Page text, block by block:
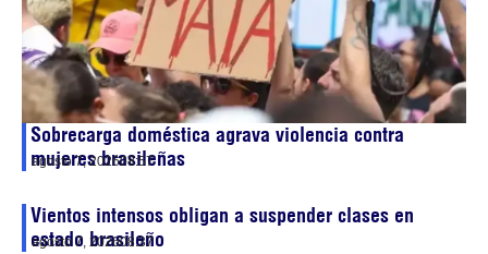
Sobrecarga doméstica agrava violencia contra
mujeres brasileñas
agosto 7, 202608:57
Vientos intensos obligan a suspender clases en
estado brasileño
agosto 7, 202608:37